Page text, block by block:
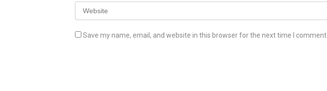
Save my name, email, and website in this browser for the next time I comment.